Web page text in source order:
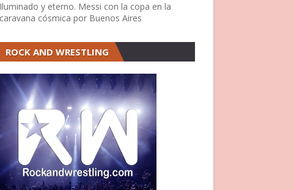
Iluminado y eterno. Messi con la copa en la
caravana cósmica por Buenos Aires
ROCK AND WRESTLING